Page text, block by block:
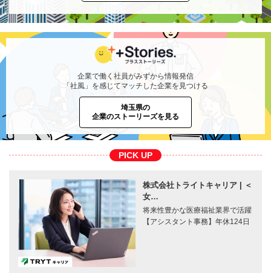
企業で働く社員がみずから情報発信
「社風」を感じてマッチした企業を見つける
埼玉県の
企業のストーリーズを見る
PICK UP
株式会社トライトキャリア | ＜
女…
将来性豊かな医療福祉業界で活躍
【アシスタント事務】年休124日